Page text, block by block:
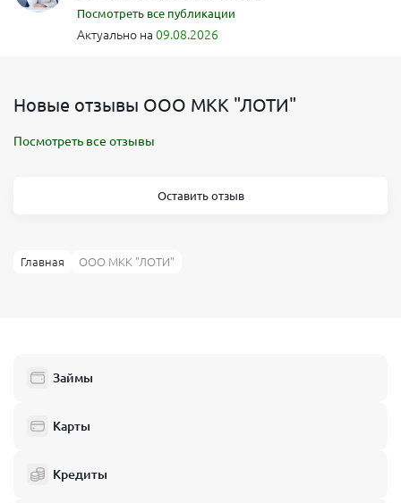
Посмотреть все публикации
Актуально на 09.08.2026
Новые отзывы ООО МКК "ЛОТИ"
Посмотреть все отзывы
Оставить отзыв
Главная ООО МКК "ЛОТИ"
Займы
Карты
Кредиты